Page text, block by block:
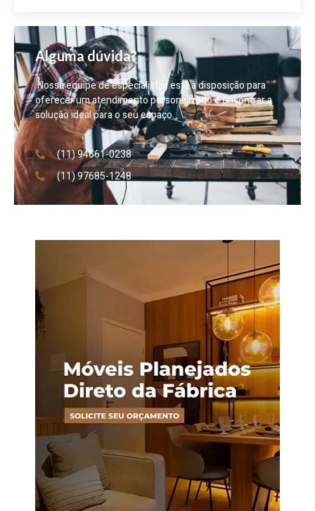
Alguma dúvida?
Nossa equipe de especialistas está à disposição para
oferecer um atendimento personalizado e encontrar a
solução ideal para o seu espaço.
(11) 94661-0238
(11) 97685-1248